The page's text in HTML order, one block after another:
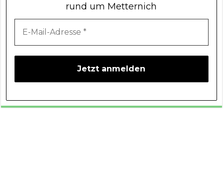
rund um Metternich